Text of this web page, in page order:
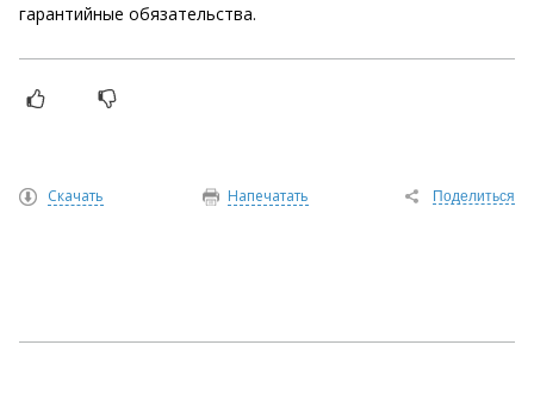
гарантийные обязательства.
Поделиться
Напечатать
Скачать